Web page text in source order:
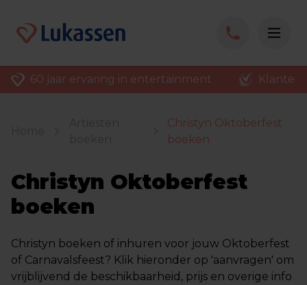
Klantenvertellen: score 9 Meer dan
Christyn Oktoberfest
boeken
Christyn Oktoberfest
boeken
Christyn boeken of inhuren voor jouw Oktoberfest
of Carnavalsfeest? Klik hieronder op 'aanvragen' om
vrijblijvend de beschikbaarheid, prijs en overige info